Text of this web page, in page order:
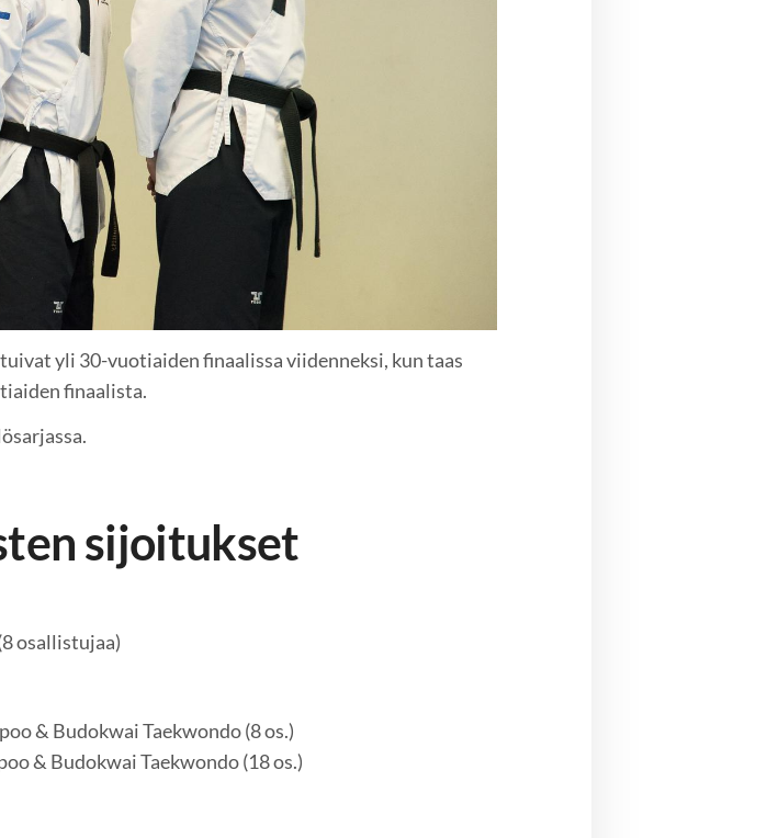
yli 30-vuotiaiden finaalissa viidenneksi, kun taas
finaalista.
sijoitukset
osallistujaa)
& Budokwai Taekwondo (8 os.)
& Budokwai Taekwondo (18 os.)